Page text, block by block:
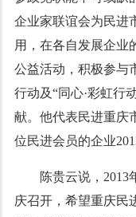
企业家联谊会为民进
用，在各自发展企业
公益活动，积极参与
行动及“同心·彩虹行
献。他代表民进重庆
位民进会员的企业
陈贵云说， 2013
庆召开，希望重庆民